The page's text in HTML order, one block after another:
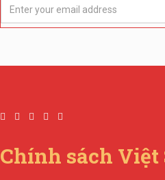
Chính sách Việt